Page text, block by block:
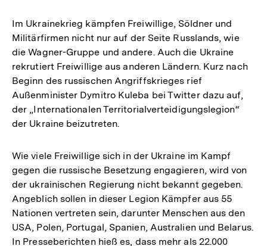
Im Ukrainekrieg kämpfen Freiwillige, Söldner und
Militärfirmen nicht nur auf der Seite Russlands, wie
die Wagner-Gruppe und andere. Auch die Ukraine
rekrutiert Freiwillige aus anderen Ländern. Kurz nach
Beginn des russischen Angriffskrieges rief
Außenminister Dymitro Kuleba bei Twitter dazu auf,
der „Internationalen Territorialverteidigungslegion“
der Ukraine beizutreten.
Wie viele Freiwillige sich in der Ukraine im Kampf
gegen die russische Besetzung engagieren, wird von
der ukrainischen Regierung nicht bekannt gegeben.
Angeblich sollen in dieser Legion Kämpfer aus 55
Nationen vertreten sein, darunter Menschen aus den
USA, Polen, Portugal, Spanien, Australien und Belarus.
In Presseberichten hieß es, dass mehr als 22.000